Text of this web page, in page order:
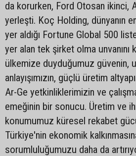
da korurken, Ford Otosan ikinci,
yerleşti. Koç Holding, dünyanın
yer aldığı Fortune Global 500
yer alan tek şirket olma unvanını
ülkemize duyduğumuz güvenin,
anlayışımızın, güçlü üretim
Ar-Ge yetkinliklerimizin ve
emeğinin bir sonucu. Üretim ve
konumumuz küresel rekabet
Türkiye'nin ekonomik
sorumluluğumuzu daha da